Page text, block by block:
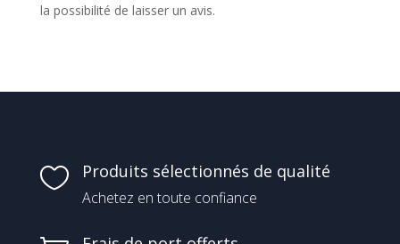
la possibilité de laisser un avis.
 Produits sélectionnés de qualité
Achetez en toute confiance